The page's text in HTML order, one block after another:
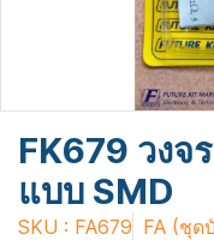
FK679 วงจ
แบบ SMD
SKU : FA679 FA (ชุด